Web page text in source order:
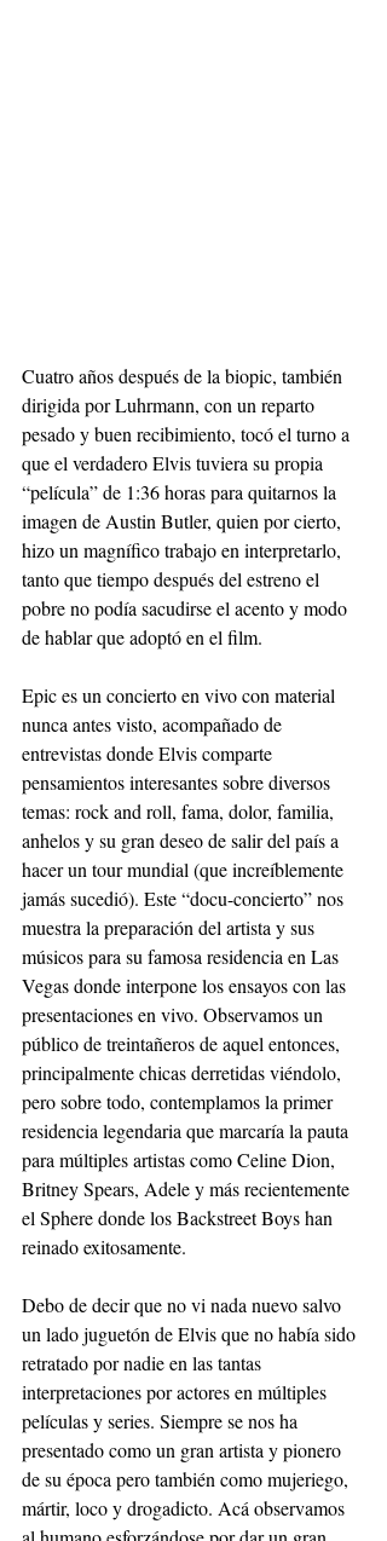
Cuatro años después de la biopic, también
dirigida por Luhrmann, con un reparto
pesado y buen recibimiento, tocó el turno a
que el verdadero Elvis tuviera su propia
“película” de 1:36 horas para quitarnos la
imagen de Austin Butler, quien por cierto,
hizo un magnífico trabajo en interpretarlo,
tanto que tiempo después del estreno el
pobre no podía sacudirse el acento y modo
de hablar que adoptó en el film.
Epic es un concierto en vivo con material
nunca antes visto, acompañado de
entrevistas donde Elvis comparte
pensamientos interesantes sobre diversos
temas: rock and roll, fama, dolor, familia,
anhelos y su gran deseo de salir del país a
hacer un tour mundial (que increíblemente
jamás sucedió). Este “docu-concierto” nos
muestra la preparación del artista y sus
músicos para su famosa residencia en Las
Vegas donde interpone los ensayos con las
presentaciones en vivo. Observamos un
público de treintañeros de aquel entonces,
principalmente chicas derretidas viéndolo,
pero sobre todo, contemplamos la primer
residencia legendaria que marcaría la pauta
para múltiples artistas como Celine Dion,
Britney Spears, Adele y más recientemente
el Sphere donde los Backstreet Boys han
reinado exitosamente.
Debo de decir que no vi nada nuevo salvo
un lado juguetón de Elvis que no había sido
retratado por nadie en las tantas
interpretaciones por actores en múltiples
películas y series. Siempre se nos ha
presentado como un gran artista y pionero
de su época pero también como mujeriego,
mártir, loco y drogadicto. Acá observamos